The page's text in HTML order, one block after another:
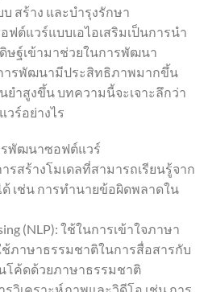
สร้าง และบำรุงรักษา
ต์แวร์แบบเอไอเสริมเป็นการนำ
ษฐ์เข้ามาช่วยในการพัฒนา
ารพัฒนามีประสิทธิภาพมากขึ้น
ำสูงขึ้น บทความนี้จะเจาะลึกว่า
ร์อย่างไร
รพัฒนาซอฟต์แวร์
ารสร้างโมเดลที่สามารถเรียนรู้จาก
เช่น การทำนายข้อผิดพลาดใน
(NLP): ใช้ในการเข้าใจภาษา
ภาษาธรรมชาติในการสื่อสารกับ
โค้ดด้วยภาษาธรรมชาติ